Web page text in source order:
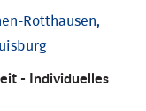
Rotthausen,
- Individu­elles